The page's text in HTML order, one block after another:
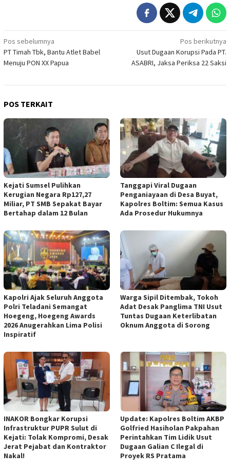
Navigasi
pos
Pos sebelumnya
PT Timah Tbk, Bantu Atlet Babel
Menuju PON XX Papua
Pos berikutnya
Usut Dugaan Korupsi Pada PT.
ASABRI, Jaksa Periksa 22 Saksi
POS TERKAIT
Kejati Sumsel Pulihkan
Kerugian Negara Rp127,27
Miliar, PT SMB Sepakat Bayar
Bertahap dalam 12 Bulan
Tanggapi Viral Dugaan
Penganiayaan di Desa Buyat,
Kapolres Boltim: Semua Kasus
Ada Prosedur Hukumnya
Kapolri Ajak Seluruh Anggota
Polri Teladani Semangat
Hoegeng, Hoegeng Awards
2026 Anugerahkan Lima Polisi
Inspiratif
Warga Sipil Ditembak, Tokoh
Adat Desak Panglima TNI Usut
Tuntas Dugaan Keterlibatan
Oknum Anggota di Sorong
INAKOR Bongkar Korupsi
Infrastruktur PUPR Sulut di
Kejati: Tolak Kompromi, Desak
Jerat Pejabat dan Kontraktor
Nakal!
Update: Kapolres Boltim AKBP
Golfried Hasiholan Pakpahan
Perintahkan Tim Lidik Usut
Dugaan Galian C Ilegal di
Proyek RS Pratama